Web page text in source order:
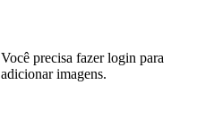
Você precisa fazer login para
adicionar imagens.